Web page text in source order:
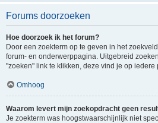
Forums doorzoeken
Hoe doorzoek ik het forum?
Door een zoekterm op te geven in het
forum- en onderwerppagina. Uitgebreid
"zoeken" link te klikken, deze vind je op iedere
Omhoog
Waarom levert mijn zoekopdracht geen
Je zoekterm was hoogstwaarschijnlijk niet